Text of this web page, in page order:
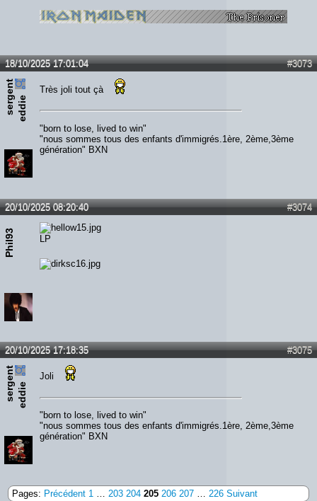
#3073
18/10/2025 17:01:04
s
e
rg
e
n
t
e
d
d
ie
Très joli tout çà
"born to lose, lived to win"
"nous sommes tous des enfants d'immigrés.1ère, 2ème,3ème
génération" BXN
#3074
20/10/2025 08:20:40
Phil93 LP
#3075
20/10/2025 17:18:35
s
e
rg
e
n
t
e
d
d
ie
Joli
"born to lose, lived to win"
"nous sommes tous des enfants d'immigrés.1ère, 2ème,3ème
génération" BXN
Pages: Précédent 1 … 203 204 205 206 207 … 226 Suivant